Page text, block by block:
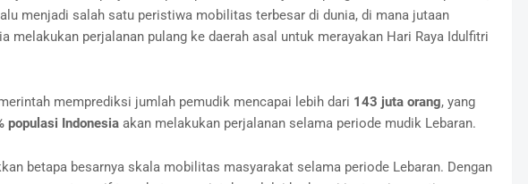
menjadi salah satu peristiwa mobilitas terbesar di dunia, di mana jutaan
melakukan perjalanan pulang ke daerah asal untuk merayakan Hari Raya Idulfitri
memprediksi jumlah pemudik mencapai lebih dari 143 juta orang, yang
populasi Indonesiaakan melakukan perjalanan selama periode mudik Lebaran.
betapa besarnya skala mobilitas masyarakat selama periode Lebaran. Dengan